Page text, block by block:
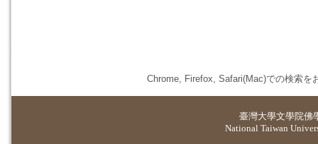
Chrome, Firefox, Safari(Mac)での検索を
臺灣大學文學院佛
National Taiwan